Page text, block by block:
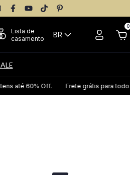
Lista de
casamento
BR
0
até 60% Off. Frete grátis para todo